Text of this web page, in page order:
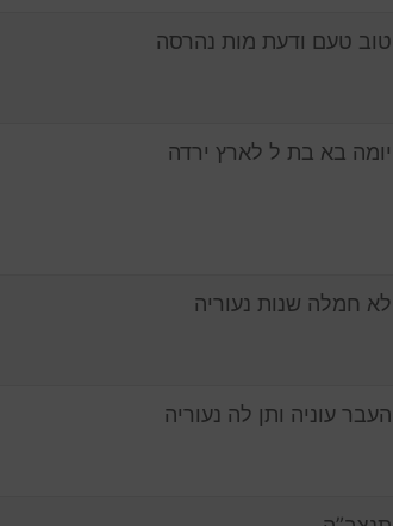
טוב טעם ודעת מות נהרסה
יומה בא בת ל לארץ ירדה
לא חמלה שנות נעוריה
העבר עוניה ותן לה נעוריה